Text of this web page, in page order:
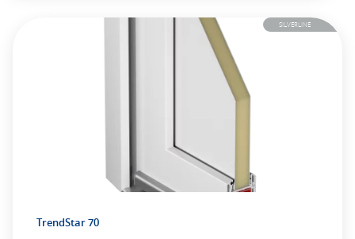
SILVERLINE
TrendStar 70